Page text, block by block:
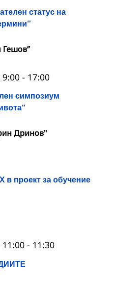
статус на
Гешов”
симпозиум
9:00 - 17:00
Дринов"
в проект за обучение
11:00 - 11:30